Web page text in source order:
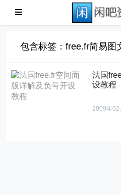
包含标签：free.fr简易图
法国
设教程
2009年02